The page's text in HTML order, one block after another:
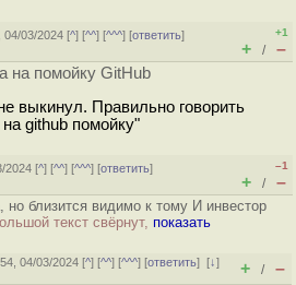
04/03/2024 [^] [^^] [^^^] [ответить]
+1
+ / –
на помойку GitHub
выкинул. Правильно говорить
github помойку"
2024 [^] [^^] [^^^] [ответить]
–1
+ / –
но близится видимо к тому И инвестор
текст свёрнут, показать
04/03/2024 [^] [^^] [^^^] [ответить][↓]
+ / –